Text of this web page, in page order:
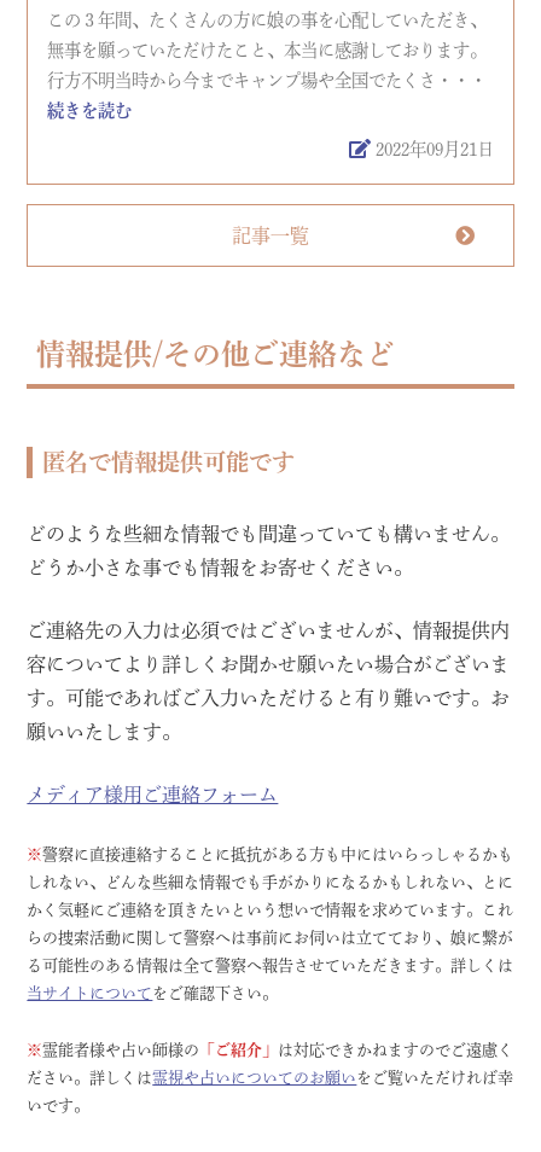
この３年間、たくさんの方に娘の事を心配していただき、
無事を願っていただけたこと、本当に感謝しております。
行方不明当時から今までキャンプ場や全国でたくさ・・・
続きを読む
2022年09月21日
記事一覧
情報提供/その他ご連絡など
匿名で情報提供可能です
どのような些細な情報でも間違っていても構いません。
どうか小さな事でも情報をお寄せください。
ご連絡先の入力は必須ではございませんが、情報提供内
容についてより詳しくお聞かせ願いたい場合がございま
す。可能であればご入力いただけると有り難いです。お
願いいたします。
メディア様用ご連絡フォーム
※警察に直接連絡することに抵抗がある方も中にはいらっしゃるかも
しれない、どんな些細な情報でも手がかりになるかもしれない、とに
かく気軽にご連絡を頂きたいという想いで情報を求めています。これ
らの捜索活動に関して警察へは事前にお伺いは立てており、娘に繋が
る可能性のある情報は全て警察へ報告させていただきます。詳しくは
当サイトについて をご確認下さい。
※霊能者様や占い師様の 「ご紹介」 は対応できかねますのでご遠慮く
ださい。詳しくは霊視や占いについてのお願い をご覧いただければ幸
いです。